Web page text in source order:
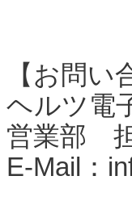
【お問い
ヘルツ電
営業部
E-Mail：